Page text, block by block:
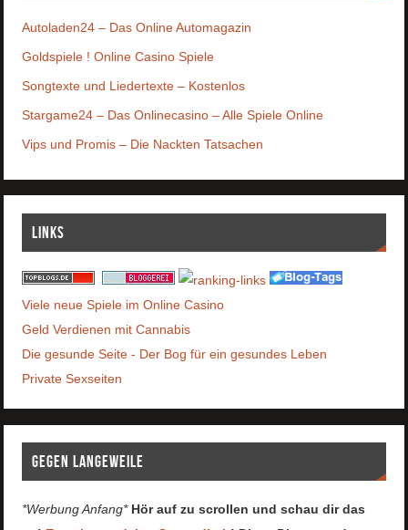
Autoladen24 – Das Online Automagazin
Goldspiele ! Online Casino Spiele
Songtexte und Liedertexte – Kostenlos
Stargame24 – Das Onlinecasino – Alle Spiele Online
Vips und Promis – Die Nackten Tatsachen
Links
Viele neue Spiele im Online Casino
Geld Verdienen mit Cannabis
Die gesunde Seite - Der Bog für ein gesundes Leben
Private Sexseiten
Gegen Langeweile
*Werbung Anfang* Hör auf zu scrollen und schau dir das